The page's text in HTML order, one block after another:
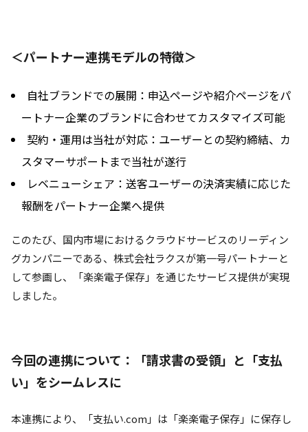
＜パートナー連携モデルの特徴＞
自社ブランドでの展開：申込ページや紹介ページをパ
ートナー企業のブランドに合わせてカスタマイズ可能
契約・運用は当社が対応：ユーザーとの契約締結、カ
スタマーサポートまで当社が遂行
レベニューシェア：送客ユーザーの決済実績に応じた
報酬をパートナー企業へ提供
このたび、国内市場におけるクラウドサービスのリーディン
グカンパニーである、株式会社ラクスが第一号パートナーと
して参画し、「楽楽電子保存」を通じたサービス提供が実現
しました。
今回の連携について：「請求書の受領」と「支払
い」をシームレスに
本連携により、「支払い.com」は「楽楽電子保存」に保存し